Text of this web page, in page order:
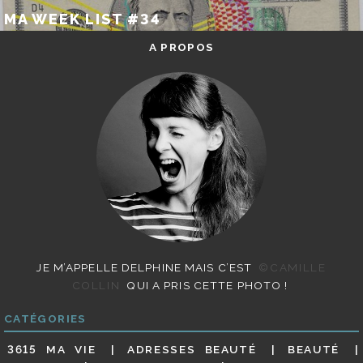
MA WEEK LIST #34
A PROPOS
JE M’APPELLE DELPHINE MAIS C’EST
©CAMILLE
COLLIN
QUI A PRIS CETTE PHOTO !
CATÉGORIES
3615 MA VIE ADRESSES BEAUTÉ
BEAUTÉ